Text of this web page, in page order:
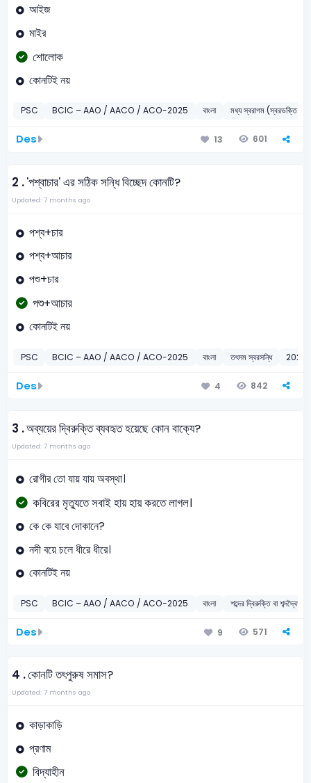
আইজ
মাইর
শোলোক
কোনটিই নয়
PSC BCIC – AAO / AACO / ACO-2025 বাংলা মধ্য স্বরাগম (স্বরভক্তি বা
Des 13 601
2 .'পশ্বাচার' এর সঠিক সন্ধি বিচ্ছেদ কোনটি?
Updated: 7 months ago
পশ্ব+চার
পশ্ব+আচার
পশু+চার
পশু+আচার
কোনটিই নয়
PSC BCIC – AAO / AACO / ACO-2025 বাংলা তৎসম স্বরসন্ধি 2025
Des 4 842
3 .অব্যয়ের দ্বিরুক্তি ব্যবহৃত হয়েছে কোন বাক্যে?
Updated: 7 months ago
রোগীর তো যায় যায় অবস্থা।
কবিরের মৃত্যুতে সবাই হায় হায় করতে লাগল।
কে কে যাবে দোকানে?
নদী বয়ে চলে ধীরে ধীরে।
কোনটিই নয়
PSC BCIC – AAO / AACO / ACO-2025 বাংলা শব্দের দ্বিরুক্তি বা শব্দদ্বৈত
Des 9 571
4 .কোনটি তৎপুরুষ সমাস?
Updated: 7 months ago
কাড়াকাড়ি
প্রণাম
বিদ্যাহীন